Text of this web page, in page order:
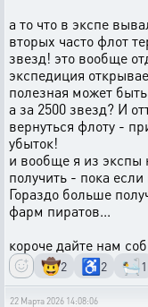
а то что в экспе
вторых часто флот
звезд! это вообще
экспедиция
полезная может
а за 2500 звезд? И
вернуться флоту -
убыток!
и вообще я из экспы
получить - пока
Гораздо больше
фарм пиратов...
короче дайте нам
🤠2 ♿2 🛀1
22 Марта 2026 14:08:06